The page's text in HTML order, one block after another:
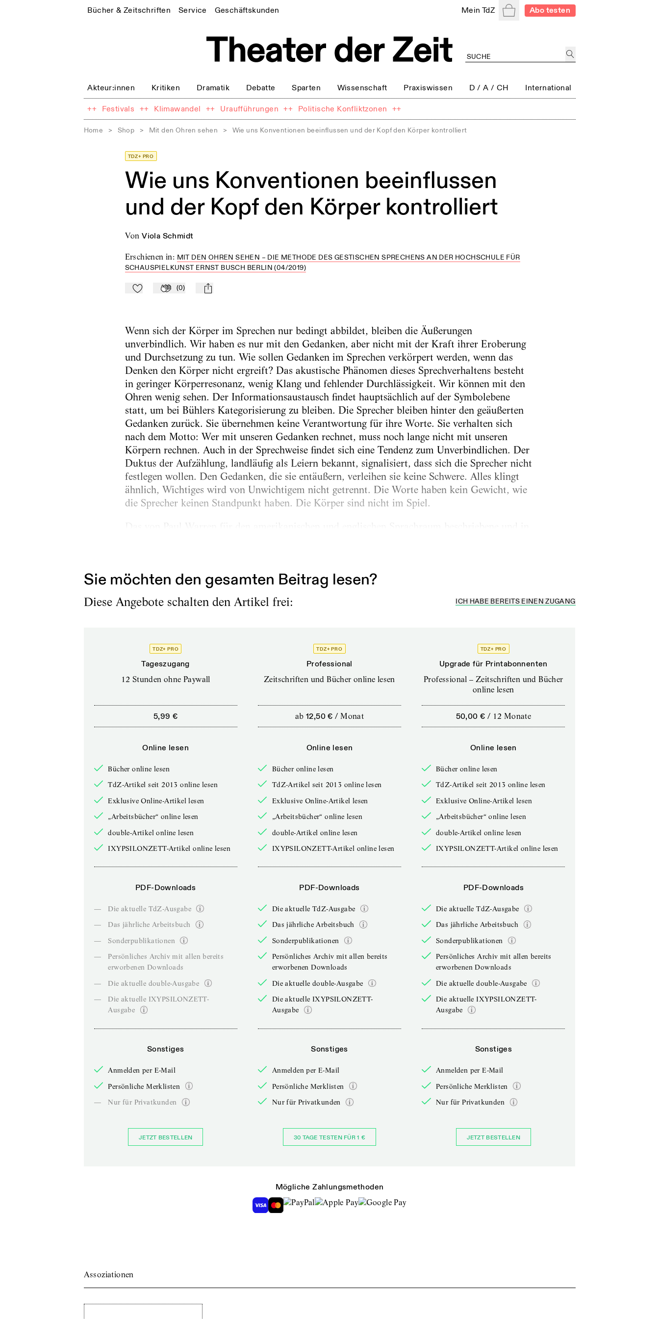
Bücher & Zeitschriften Service Geschäftskunden Mein TdZ WarenkorbAbo testen
Akteur:innen Kritiken Dramatik Debatte Sparten Wissenschaft Praxiswissen D / A / CH International
++ Festivals ++ Klimawandel ++ Uraufführungen ++ Politische Konfliktzonen ++
Home > Shop > Mit den Ohren sehen > Wie uns Konventionen beeinflussen und der Kopf den Körper kontrolliert
TDZ+ PRO
Wie uns Konventionen beeinflussen
und der Kopf den Körper kontrolliert
von Viola Schmidt
Erschienen in: MIT DEN OHREN SEHEN – DIE METHODE DES GESTISCHEN SPRECHENS AN DER HOCHSCHULE FÜR
SCHAUSPIELKUNST ERNST BUSCH BERLIN (04/2019)
Zu Mein-TdZ hinzufügen
Applaudieren
(0) mail
Wenn sich der Körper im Sprechen nur bedingt abbildet, bleiben die Äußerungen
unverbindlich. Wir haben es nur mit den Gedanken, aber nicht mit der Kraft ihrer Eroberung
und Durchsetzung zu tun. Wie sollen Gedanken im Sprechen verkörpert werden, wenn das
Denken den Körper nicht ergreift? Das akustische Phänomen dieses Sprechverhaltens besteht
in geringer Körperresonanz, wenig Klang und fehlender Durchlässigkeit. Wir können mit den
Ohren wenig sehen. Der Informationsaustausch findet hauptsächlich auf der Symbolebene
statt, um bei Bühlers Kategorisierung zu bleiben. Die Sprecher bleiben hinter den geäußerten
Gedanken zurück. Sie übernehmen keine Verantwortung für ihre Worte. Sie verhalten sich
nach dem Motto: Wer mit unseren Gedanken rechnet, muss noch lange nicht mit unseren
Körpern rechnen. Auch in der Sprechweise findet sich eine Tendenz zum Unverbindlichen. Der
Duktus der Aufzählung, landläufig als Leiern bekannt, signalisiert, dass sich die Sprecher nicht
festlegen wollen. Den Gedanken, die sie entäußern, verleihen sie keine Schwere. Alles klingt
ähnlich, Wichtiges wird von Unwichtigem nicht getrennt. Die Worte haben kein Gewicht, wie
die Sprecher keinen Standpunkt haben. Die Körper sind nicht im Spiel.
Sie möchten den gesamten Beitrag lesen?
Diese Angebote schalten den Artikel frei: ICH HABE BEREITS EINEN ZUGANG
TDZ+ PRO
Tageszugang
12 Stunden ohne Paywall
5,99 €
Online lesen
Bücher online lesen
TdZ-Artikel seit 2013 online lesen
Exklusive Online-Artikel lesen
„Arbeitsbücher“ online lesen
double-Artikel online lesen
IXYPSILONZETT-Artikel online lesen
PDF-Downloads
—
Die aktuelle TdZ-Ausgabe
—
Das jährliche Arbeitsbuch
—
Sonderpublikationen
—
Persönliches Archiv mit allen bereits
erworbenen Downloads
—
Die aktuelle double-Ausgabe
—
Die aktuelle IXYPSILONZETT-
Ausgabe
Sonstiges
Anmelden per E-Mail
Persönliche Merklisten
—
Nur für Privatkunden
JETZT BESTELLEN
TDZ+ PRO
Professional
Zeitschriften und Bücher online lesen
ab 12,50 € /Monat
Online lesen
Bücher online lesen
TdZ-Artikel seit 2013 online lesen
Exklusive Online-Artikel lesen
„Arbeitsbücher“ online lesen
double-Artikel online lesen
IXYPSILONZETT-Artikel online lesen
PDF-Downloads
Die aktuelle TdZ-Ausgabe
Das jährliche Arbeitsbuch
Sonderpublikationen
Persönliches Archiv mit allen bereits
erworbenen Downloads
Die aktuelle double-Ausgabe
Die aktuelle IXYPSILONZETT-
Ausgabe
Sonstiges
Anmelden per E-Mail
Persönliche Merklisten
Nur für Privatkunden
30 TAGE TESTEN FÜR 1 €
TDZ+ PRO
Upgrade für Printabonnenten
Professional – Zeitschriften und Bücher
online lesen
50,00 € / 12 Monate
Online lesen
Bücher online lesen
TdZ-Artikel seit 2013 online lesen
Exklusive Online-Artikel lesen
„Arbeitsbücher“ online lesen
double-Artikel online lesen
IXYPSILONZETT-Artikel online lesen
PDF-Downloads
Die aktuelle TdZ-Ausgabe
Das jährliche Arbeitsbuch
Sonderpublikationen
Persönliches Archiv mit allen bereits
erworbenen Downloads
Die aktuelle double-Ausgabe
Die aktuelle IXYPSILONZETT-
Ausgabe
Sonstiges
Anmelden per E-Mail
Persönliche Merklisten
Nur für Privatkunden
JETZT BESTELLEN
Mögliche Zahlungsmethoden
Assoziationen